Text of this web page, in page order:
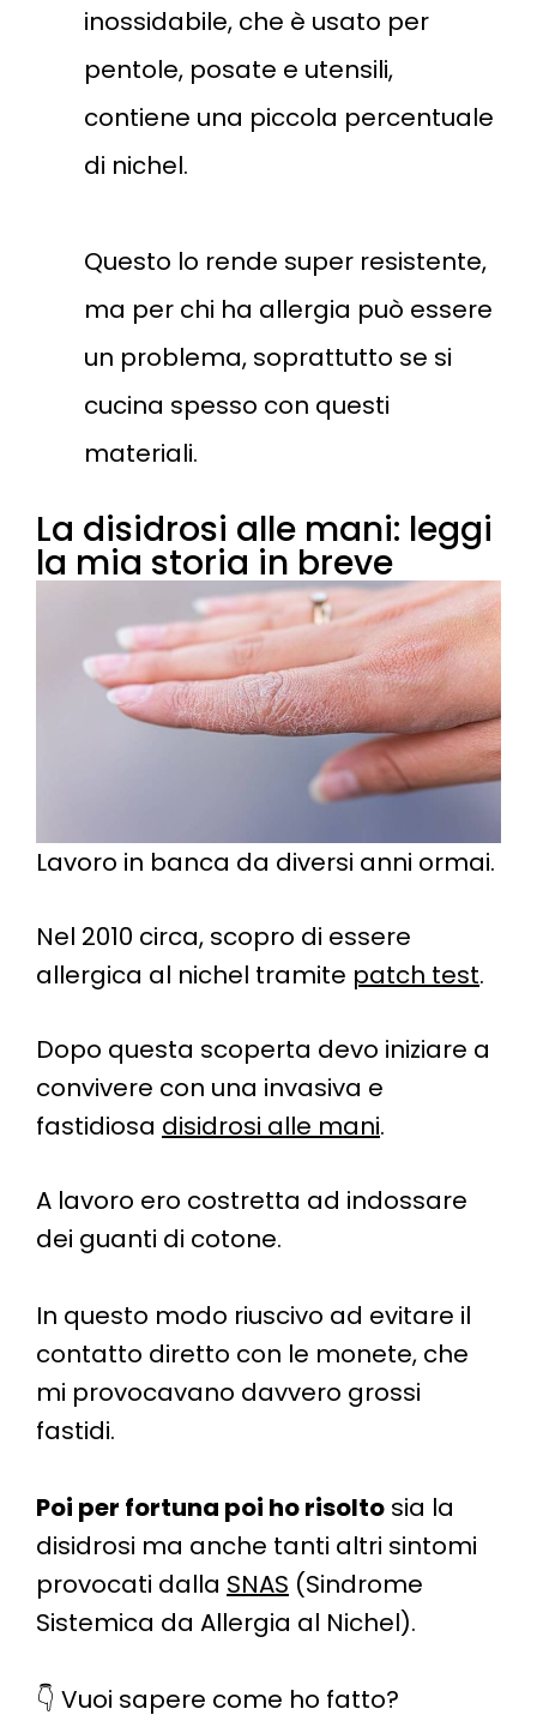
inossidabile, che è usato per
pentole, posate e utensili,
contiene una piccola percentuale
di nichel.
Questo lo rende super resistente,
ma per chi ha allergia può essere
un problema, soprattutto se si
cucina spesso con questi
materiali.
La disidrosi alle mani: leggi
la mia storia in breve
Lavoro in banca da diversi anni ormai.
Nel 2010 circa, scopro di essere
allergica al nichel tramite patch test.
Dopo questa scoperta devo iniziare a
convivere con una invasiva e
fastidiosa disidrosi alle mani.
A lavoro ero costretta ad indossare
dei guanti di cotone.
In questo modo riuscivo ad evitare il
contatto diretto con le monete, che
mi provocavano davvero grossi
fastidi.
Poi per fortuna poi ho risolto sia la
disidrosi ma anche tanti altri sintomi
provocati dalla SNAS (Sindrome
Sistemica da Allergia al Nichel).
👇 Vuoi sapere come ho fatto?